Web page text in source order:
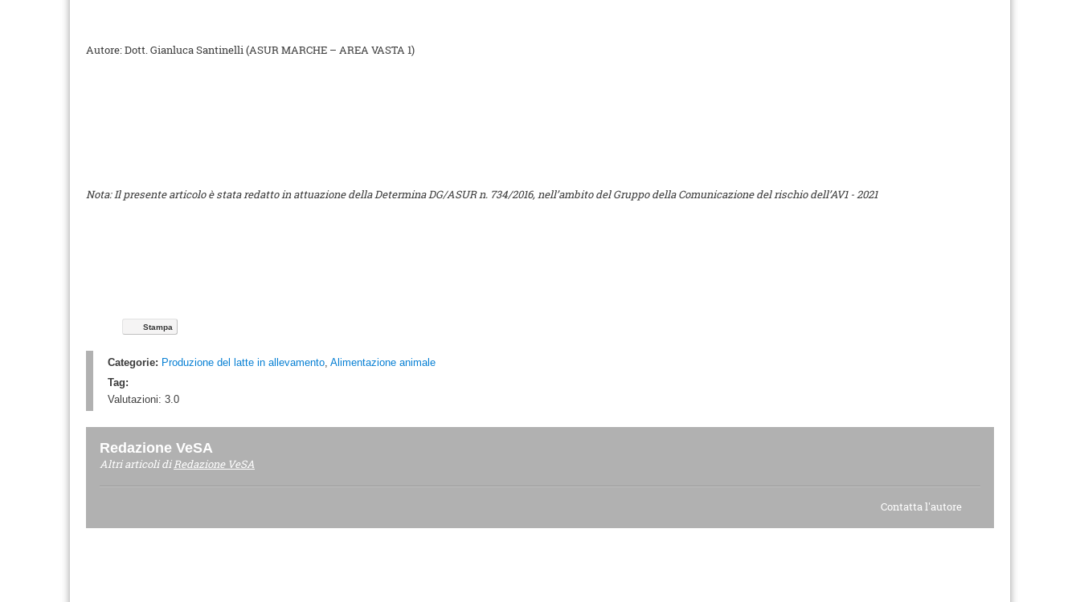
Autore: Dott. Gianluca Santinelli (ASUR MARCHE – AREA VASTA 1)
Nota: Il presente articolo è stata redatto in attuazione della Determina DG/ASUR n. 734/2016, nell’ambito del Gruppo della Comunicazione del rischio dell’AV1 - 2021
Stampa
Categorie: Produzione del latte in allevamento, Alimentazione animale
Tag:
Valutazioni: 3.0
Redazione VeSA
Altri articoli diRedazione VeSA
Contatta l'autore